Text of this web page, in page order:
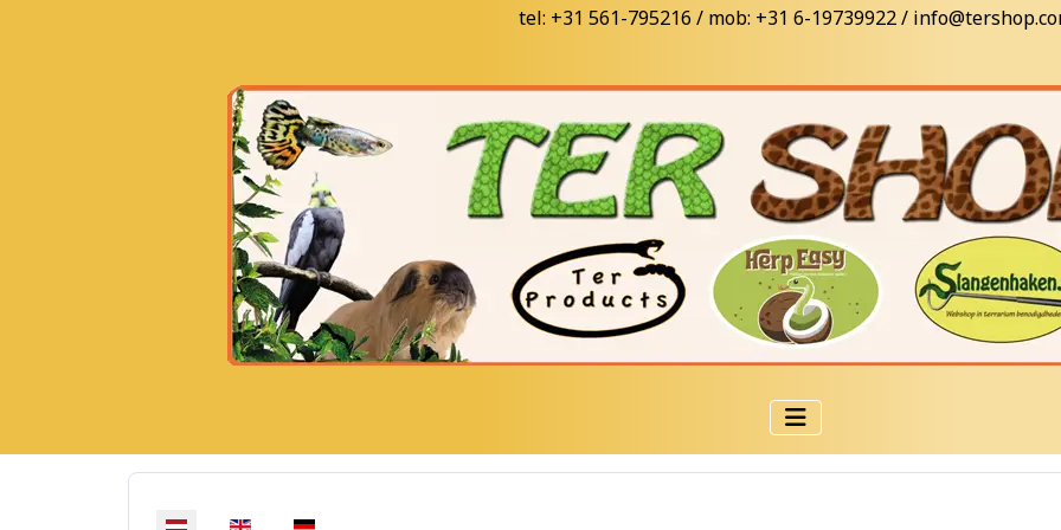
tel: +31 561-795216 / mob: +31 6-19739922 /
Selecteer de taal